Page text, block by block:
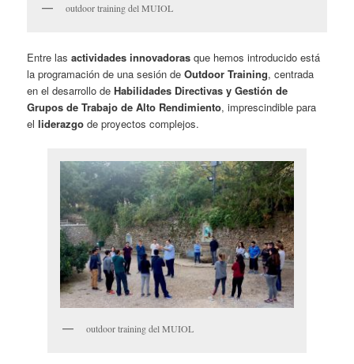
outdoor training del MUIOL
Entre lasactividades innovadoras que hemos introducido está
la programación de una sesión deOutdoor Training, centrada
en el desarrollo deHabilidades Directivas y Gestión de
Grupos de Trabajo de Alto Rendimiento, imprescindible para
elliderazgo de proyectos complejos.
outdoor training del MUIOL